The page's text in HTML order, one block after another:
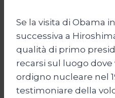
Se la visita di Obama
successiva a
qualità di primo
recarsi sul luogo
ordigno nucleare nel
testimoniare della